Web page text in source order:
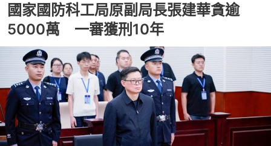
國家國防科工局原副局長張建華貪逾
5000萬 一審獲刑10年